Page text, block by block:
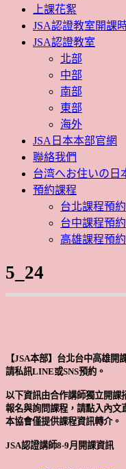
上課花絮
JSA認證教室開課
JSA認證教室
北部
中部
南部
東部
海外
JSA日本本部官網
聯絡我們
台湾へお住いの日
預約課程
台北課程預約
台中課程預約
高雄課程預約
5_24
【JSA本部】台北台中高雄開
請私訊LINE或SNS預約。
以下資訊由合作講師獨立開課
報名與詢問課程，請點入內文
本協會僅提供課程資訊轉介。
JSA認證講師8-9月開課資訊